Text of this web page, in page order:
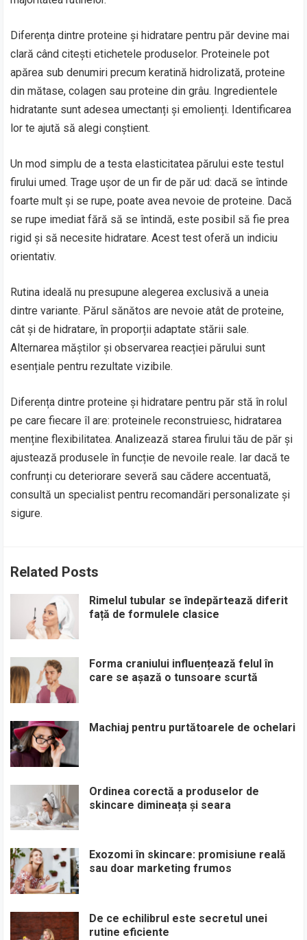
Diferența dintre proteine și hidratare pentru păr devine mai
clară când citești etichetele produselor. Proteinele pot
apărea sub denumiri precum keratină hidrolizată, proteine
din mătase, colagen sau proteine din grâu. Ingredientele
hidratante sunt adesea umectanți și emolienți. Identificarea
lor te ajută să alegi conștient.
Un mod simplu de a testa elasticitatea părului este testul
firului umed. Trage ușor de un fir de păr ud: dacă se întinde
foarte mult și se rupe, poate avea nevoie de proteine. Dacă
se rupe imediat fără să se întindă, este posibil să fie prea
rigid și să necesite hidratare. Acest test oferă un indiciu
orientativ.
Rutina ideală nu presupune alegerea exclusivă a uneia
dintre variante. Părul sănătos are nevoie atât de proteine,
cât și de hidratare, în proporții adaptate stării sale.
Alternarea măștilor și observarea reacției părului sunt
esențiale pentru rezultate vizibile.
Diferența dintre proteine și hidratare pentru păr stă în rolul
pe care fiecare îl are: proteinele reconstruiesc, hidratarea
menține flexibilitatea. Analizează starea firului tău de păr și
ajustează produsele în funcție de nevoile reale. Iar dacă te
confrunți cu deteriorare severă sau cădere accentuată,
consultă un specialist pentru recomandări personalizate și
sigure.
Related Posts
Rimelul tubular se îndepărtează diferit
față de formulele clasice
Forma craniului influențează felul în
care se așază o tunsoare scurtă
Machiaj pentru purtătoarele de ochelari
Ordinea corectă a produselor de
skincare dimineața și seara
Exozomi în skincare: promisiune reală
sau doar marketing frumos
De ce echilibrul este secretul unei
rutine eficiente